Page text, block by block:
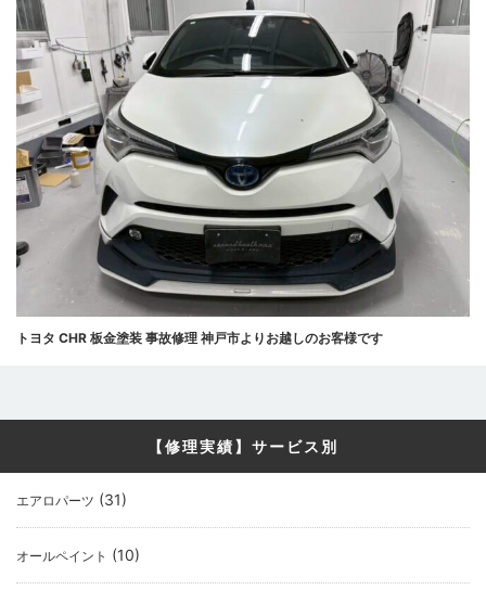
トヨタ CHR 板金塗装 事故修理 神戸市よりお越しのお客様です
【修理実績】サービス別
エアロパーツ (31)
オールペイント (10)